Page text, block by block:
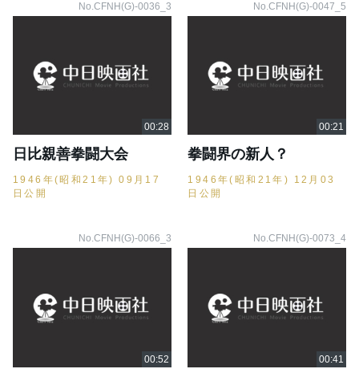
No.CFNH(G)-0036_3
日比親善拳闘大会
1946年(昭和21年) 09月17
日公開
No.CFNH(G)-0047_5
拳闘界の新人？
1946年(昭和21年) 12月03
日公開
No.CFNH(G)-0066_3 No.CFNH(G)-0073_4